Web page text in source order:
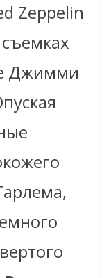
Zeppelin
Джимми